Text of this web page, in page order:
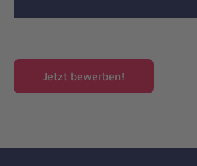
Jetzt bewerben!